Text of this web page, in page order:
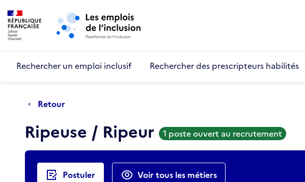
Aller au menu principal
Rechercher un emploi inclusif Rechercher des prescripteurs habilités
Retour
Ripeuse / Ripeur 1 poste ouvert au recrutement
Actions rapides
Postuler Voir tous les métiers